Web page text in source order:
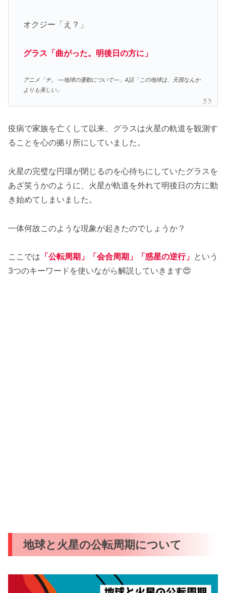
オクジー「え？」
グラス「曲がった。明後日の方に」
アニメ「チ。 ―地球の運動について―」4話「この地球は、天国なんか
よりも美しい」
疫病で家族を亡くして以来、グラスは火星の軌道を観測す
ることを心の拠り所にしていました。
火星の完璧な円環が閉じるのを心待ちにしていたグラスを
あざ笑うかのように、火星が軌道を外れて明後日の方に動
き始めてしまいました。
一体何故このような現象が起きたのでしょうか？
ここでは 「公転周期」「会合周期」「惑星の逆行」 という
3つのキーワードを使いながら解説していきます😍
地球と火星の公転周期について